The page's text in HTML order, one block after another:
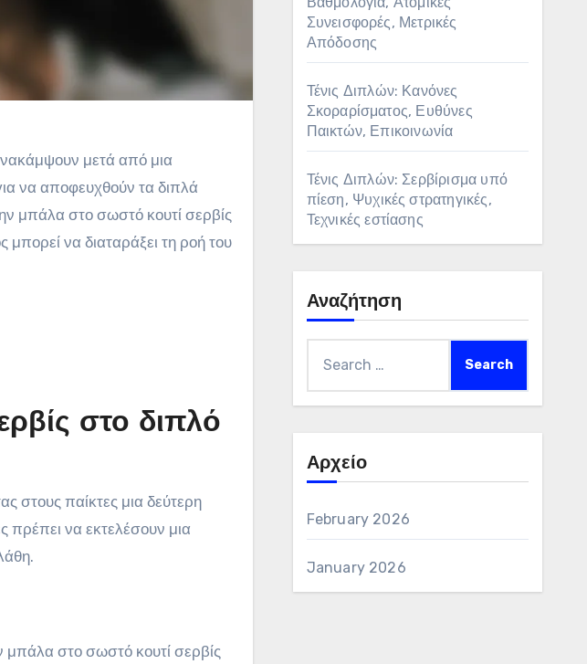
μετά από μια
να αποφευχθούν τα διπλά
μπάλα στο σωστό κουτί σερβίς
να διαταράξει τη ροή του
στο διπλό
στους παίκτες μια δεύτερη
πρέπει να εκτελέσουν μια
μπάλα στο σωστό κουτί σερβίς
Συνεισφορές, Μετρικές
Απόδοσης
Τένις Διπλών: Κανόνες
Σκοραρίσματος, Ευθύνες
Παικτών, Επικοινωνία
Τένις Διπλών: Σερβίρισμα υπό
πίεση, Ψυχικές στρατηγικές,
Τεχνικές εστίασης
Αναζήτηση
for:
Αρχείο
February 2026
January 2026